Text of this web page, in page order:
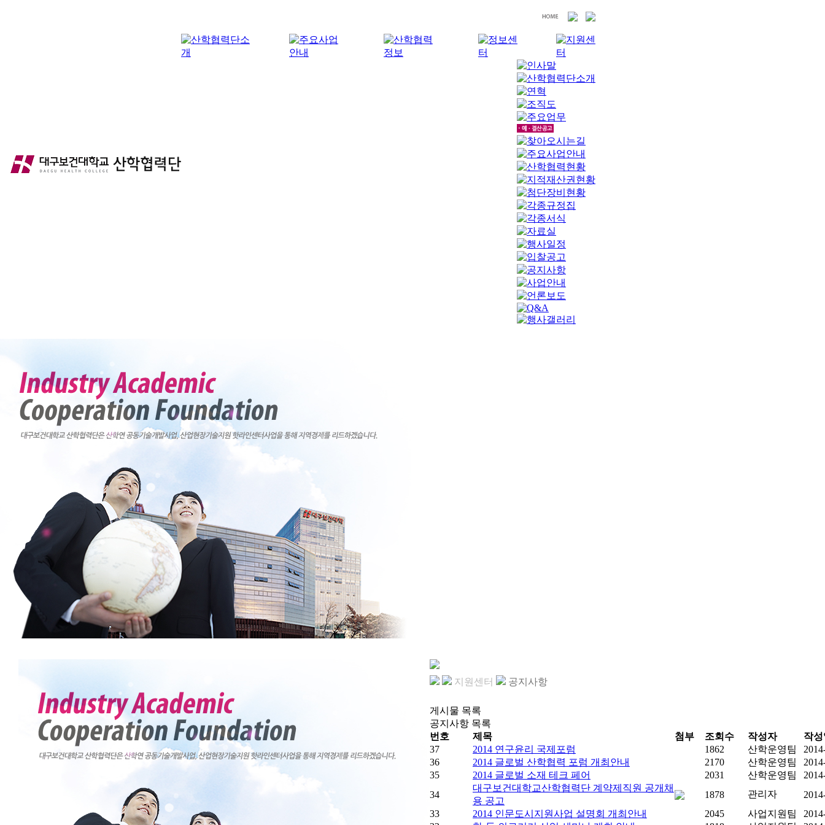
지원센터 공지사항
게시물 목록
공지사항 목록
번호
제목 첨부 조회수 작성자
작
37
2014 연구윤리 국제포럼 1862 산학운영팀
36
2014 글로벌 산학협력 포럼 개최안내 2170 산학운영팀
35
2014 글로벌 소재 테크 페어 2031 산학운영팀
34
대구보건대학교산학협력단 계약제직원 공개채
용 공고
1878 관리자
33
2014 인문도시지원사업 설명회 개최안내 2045 사업지원팀